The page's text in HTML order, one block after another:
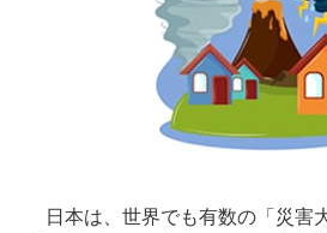
日本は、世界でも有数の「災害